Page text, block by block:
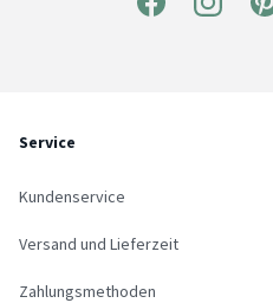
Service
Kundenservice
Versand und Lieferzeit
Zahlungsmethoden